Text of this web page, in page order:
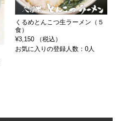
くるめとんこつ生ラーメン（５
食）
¥3,150 （税込）
お気に入りの登録人数：0人